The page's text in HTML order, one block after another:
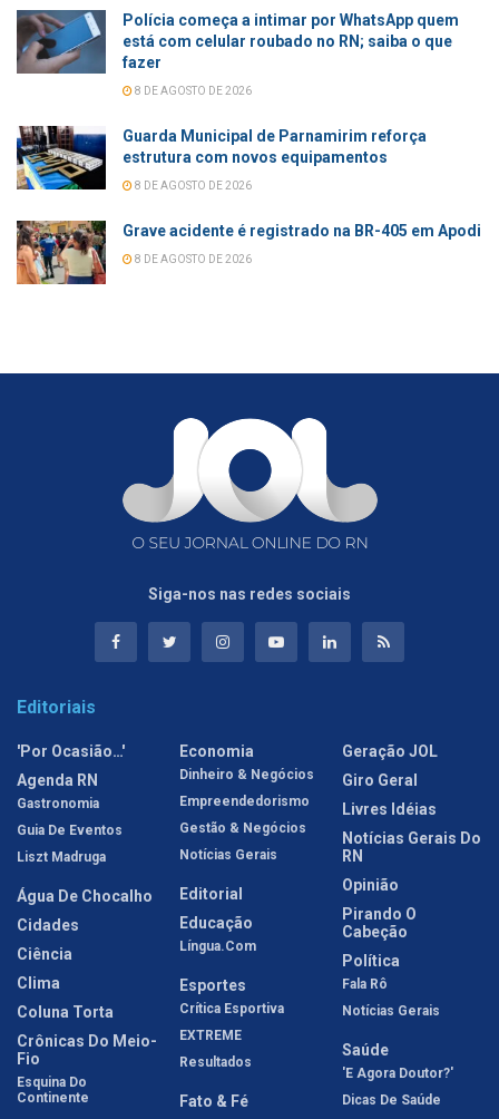
Polícia começa a intimar por WhatsApp quem
está com celular roubado no RN; saiba o que
fazer
8 DE AGOSTO DE 2026
Guarda Municipal de Parnamirim reforça
estrutura com novos equipamentos
8 DE AGOSTO DE 2026
Grave acidente é registrado na BR-405 em Apodi
8 DE AGOSTO DE 2026
Siga-nos nas redes sociais
Editoriais
'Por Ocasião…'
Agenda RN
Gastronomia
Guia De Eventos
Liszt Madruga
Água De Chocalho
Cidades
Ciência
Clima
Coluna Torta
Crônicas Do Meio-
Fio
Esquina Do
Continente
Economia
Dinheiro & Negócios
Empreendedorismo
Gestão & Negócios
Notícias Gerais
Editorial
Educação
Língua.com
Esportes
Crítica Esportiva
EXTREME
Resultados
Fato & Fé
Geração JOL
Giro Geral
Livres Idéias
Notícias Gerais Do
RN
Opinião
Pirando O
Cabeção
Política
Fala Rô
Notícias Gerais
Saúde
'E Agora Doutor?'
Dicas De Saúde